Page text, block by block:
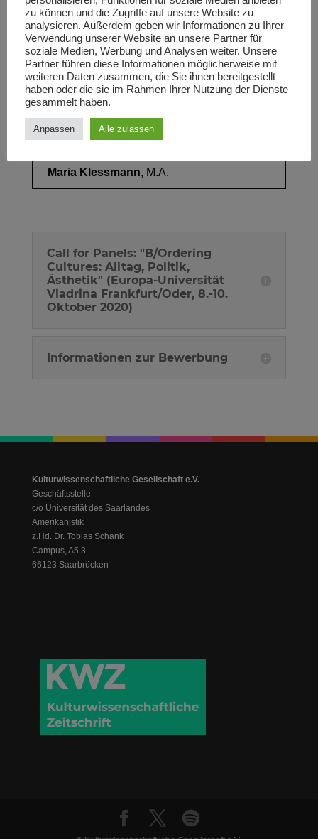
Tagungsheft (pdf)
Organisation
Prof.in Dr.inClaudia Weber
PD.in Dr.inCarolin Leutloff-Grandits
Maria Klessmann, M.A.
Call for Panels: "B/Ordering
Cultures: Alltag, Politik,
Ästhetik" (Europa-Universität
Viadrina Frankfurt/Oder, 8.-10.
Oktober 2020)
Informationen zur Bewerbung
Kulturwissenschaftliche Gesellschaft e.V.
Geschäftsstelle
c/o Universität des Saarlandes
Amerikanistik
z.Hd. Dr. Tobias Schank
Campus, A5.3
66123 Saarbrücken
zu können und die Zugriffe auf unsere Website zu
analysieren. Außerdem geben wir Informationen zu Ihrer
Verwendung unserer Website an unsere Partner für
soziale Medien, Werbung und Analysen weiter. Unsere
Partner führen diese Informationen möglicherweise mit
weiteren Daten zusammen, die Sie ihnen bereitgestellt
haben oder die sie im Rahmen Ihrer Nutzung der Dienste
gesammelt haben.
Anpassen Alle zulassen